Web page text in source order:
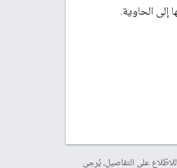
. للاطّلاع على التفاصيل، يُرجى